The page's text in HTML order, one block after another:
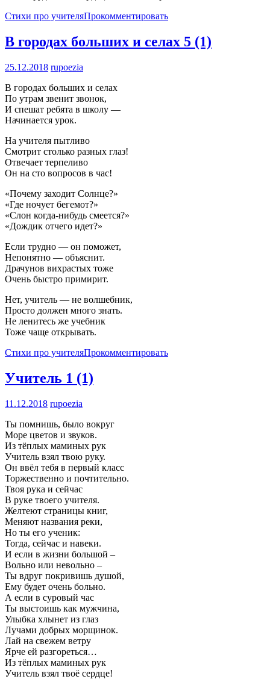
Стихи про учителяПрокомментировать
В городах больших и селах 5 (1)
25.12.2018 rupoezia
В городах больших и селах
По утрам звенит звонок,
И спешат ребята в школу —
Начинается урок.
На учителя пытливо
Смотрит столько разных глаз!
Отвечает терпеливо
Он на сто вопросов в час!
«Почему заходит Солнце?»
«Где ночует бегемот?»
«Слон когда-нибудь смеется?»
«Дождик отчего идет?»
Если трудно — он поможет,
Непонятно — объяснит.
Драчунов вихрастых тоже
Очень быстро примирит.
Нет, учитель — не волшебник,
Просто должен много знать.
Не ленитесь же учебник
Тоже чаще открывать.
Стихи про учителяПрокомментировать
Учитель 1 (1)
11.12.2018 rupoezia
Ты помнишь, было вокруг
Море цветов и звуков.
Из тёплых маминых рук
Учитель взял твою руку.
Он ввёл тебя в первый класс
Торжественно и почтительно.
Твоя рука и сейчас
В руке твоего учителя.
Желтеют страницы книг,
Меняют названия реки,
Но ты его ученик:
Тогда, сейчас и навеки.
И если в жизни большой –
Вольно или невольно –
Ты вдруг покривишь душой,
Ему будет очень больно.
А если в суровый час
Ты выстоишь как мужчина,
Улыбка хлынет из глаз
Лучами добрых морщинок.
Лай на свежем ветру
Ярче ей разгореться…
Из тёплых маминых рук
Учитель взял твоё сердце!